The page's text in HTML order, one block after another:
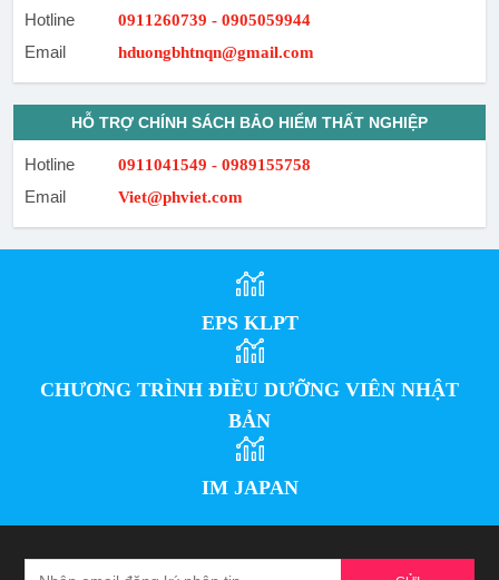
Hotline 0911260739 - 0905059944
Email hduongbhtnqn@gmail.com
HỖ TRỢ CHÍNH SÁCH BẢO HIỂM THẤT NGHIỆP
Hotline 0911041549 - 0989155758
Email Viet@phviet.com
EPS KLPT
CHƯƠNG TRÌNH ĐIỀU DƯỠNG VIÊN NHẬT
BẢN
IM JAPAN